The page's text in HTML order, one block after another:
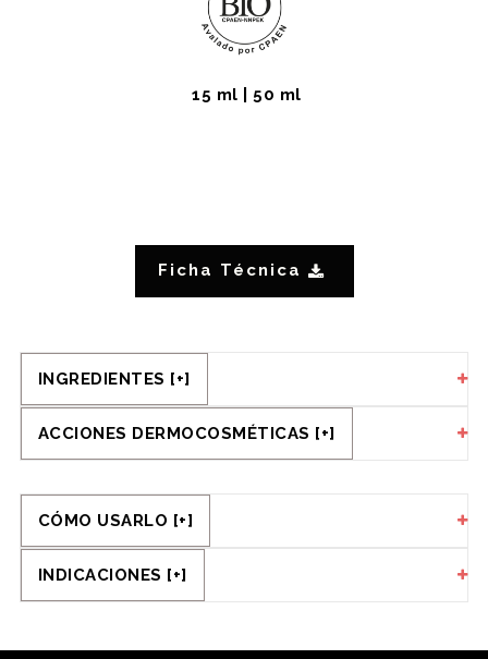
15 ml | 50 ml
Ficha Técnica
INGREDIENTES [+]
ACCIONES DERMOCOSMÉTICAS [+]
CÓMO USARLO [+]
INDICACIONES [+]